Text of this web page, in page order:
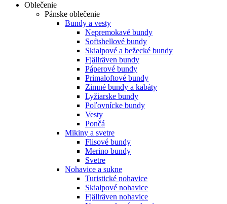
Oblečenie
Pánske oblečenie
Bundy a vesty
Nepremokavé bundy
Softshellové bundy
Skialpové a bežecké bundy
Fjällräven bundy
Páperové bundy
Primaloftové bundy
Zimné bundy a kabáty
Lyžiarske bundy
Poľovnícke bundy
Vesty
Pončá
Mikiny a svetre
Flisové bundy
Merino bundy
Svetre
Nohavice a sukne
Turistické nohavice
Skialpové nohavice
Fjällräven nohavice